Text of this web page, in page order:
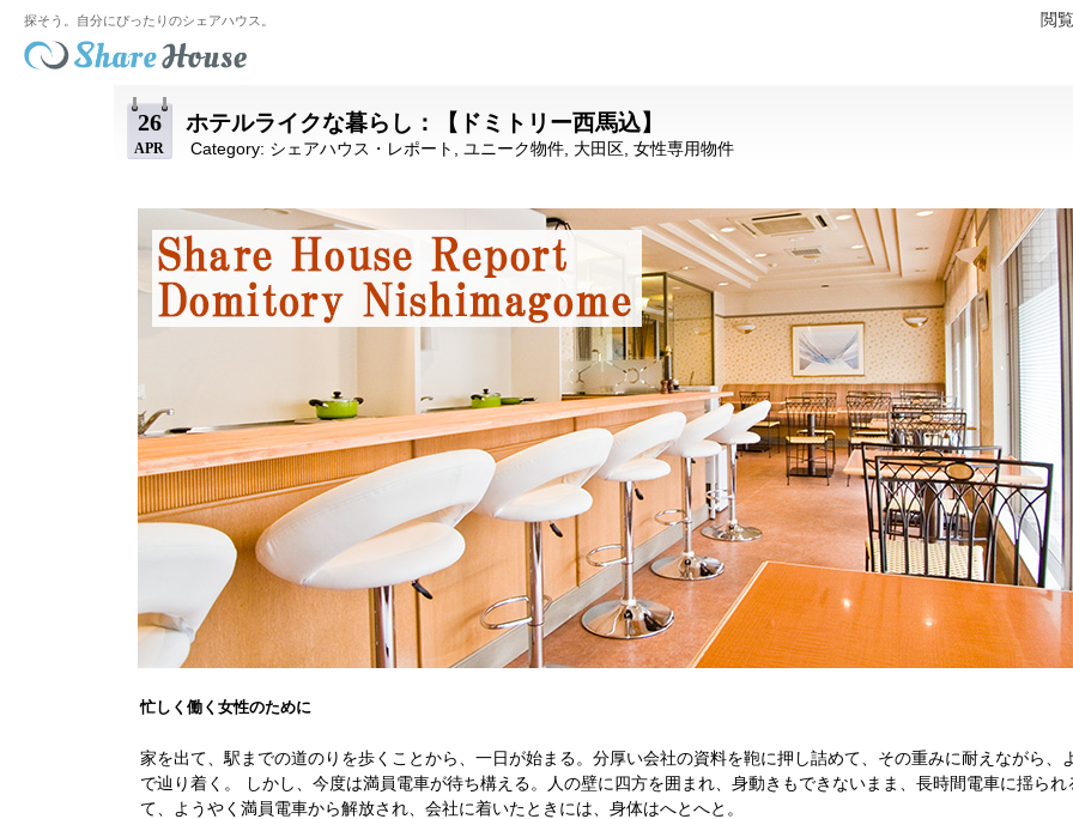
探そう。自分にぴったりのシェアハウス。 閲
26
APR
ホテルライクな暮らし：【ドミトリー西馬込】
Category: シェアハウス・レポート ユニーク物件, 大田区, 女性専用物件
忙しく働く女性のために
家を出て、駅までの道のりを歩くことから、一日が始まる。分厚い会社の資料を鞄に押し詰めて、その重みに耐えながら、
で辿り着く。 しかし、今度は満員電車が待ち構える。人の壁に四方を囲まれ、身動きもできないまま、長時間電車に揺られ
て、ようやく満員電車から解放され、会社に着いたときには、身体はへとへと。